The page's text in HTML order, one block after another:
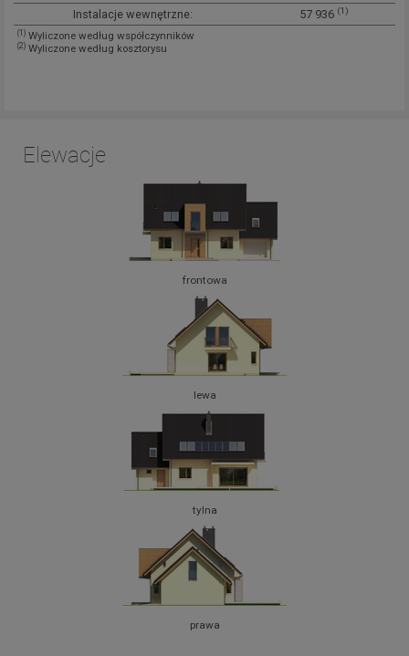
Instalacje wewnętrzne: 57 936 (1)
(1) Wyliczone według współczynników
(2) Wyliczone według kosztorysu
Elewacje
frontowa
lewa
tylna
prawa